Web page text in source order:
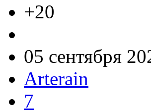
+20
05 сентября
Arterain
7